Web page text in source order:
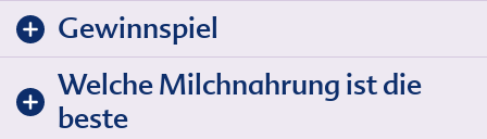
Gewinnspiel
Welche Milchnahrung ist die
beste